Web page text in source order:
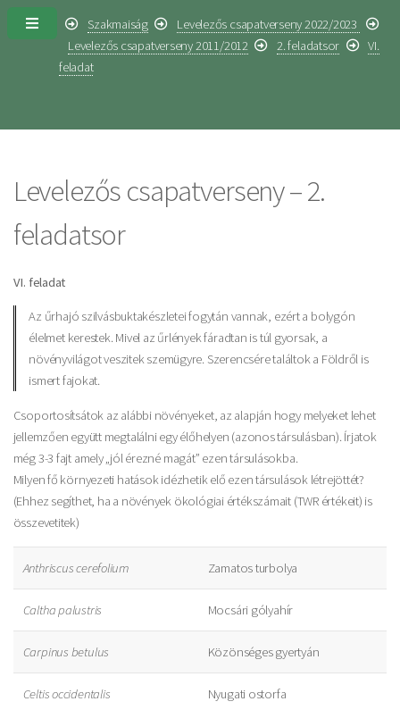
Szakmaiság
Levelezős csapatverseny 2022/2023
Levelezős csapatverseny 2011/2012
2. feladatsor
VI.
feladat
Levelezős csapatverseny – 2.
feladatsor
VI. feladat
Az űrhajó szilvásbuktakészletei fogytán vannak, ezért a bolygón
élelmet kerestek. Mivel az űrlények fáradtan is túl gyorsak, a
növényvilágot veszitek szemügyre. Szerencsére találtok a Földről is
ismert fajokat.
Csoportosítsátok az alábbi növényeket, az alapján hogy melyeket lehet
jellemzően együtt megtalálni egy élőhelyen (azonos társulásban). Írjatok
még 3-3 fajt amely „jól érezné magát” ezen társulásokba.
Milyen fő környezeti hatások idézhetik elő ezen társulások létrejöttét?
(Ehhez segíthet, ha a növények ökológiai értékszámait (TWR értékeit) is
összevetitek)
Anthriscus cerefolium Zamatos turbolya
Caltha palustris Mocsári gólyahír
Carpinus betulus Közönséges gyertyán
Celtis occidentalis Nyugati ostorfa